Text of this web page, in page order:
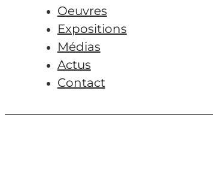
Oeuvres
Expositions
Médias
Actus
Contact